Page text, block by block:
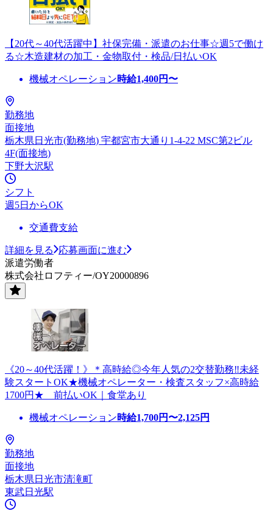
【20代～40代活躍中】社保完備・派遣のお仕事☆週5で働け
る☆木造建材の加工・金物取付・検品/日払いOK
機械オペレーション時給1,400円〜
勤務地
面接地
栃木県日光市(勤務地) 宇都宮市大通り1-4-22 MSC第2ビル
4F(面接地)
下野大沢駅
シフト
週5日からOK
交通費支給
詳細を見る
応募画面に進む
派遣労働者
株式会社ロフティー/OY20000896
《20～40代活躍！》＊高時給◎今年人気の2交替勤務‼未経
験スタートOK★機械オペレーター・検査スタッフ×高時給
1700円★ 前払いOK｜食堂あり
機械オペレーション時給1,700円〜2,125円
勤務地
面接地
栃木県日光市清滝町
東武日光駅